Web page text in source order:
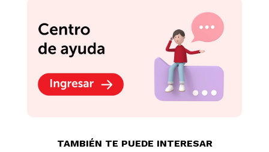
Keke Sabor Vainilla
Relleno Gansito
Marinela Paquete 50 g
Orejitas de Chancho
Claribel 225g
39.50